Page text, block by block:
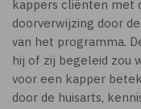
kappers cliënten met
doorverwijzing door
van het programma.
hij of zij begeleid zou
voor een kapper
door de huisarts,